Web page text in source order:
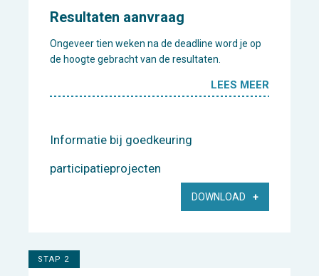
Resultaten aanvraag
Ongeveer tien weken na de deadline word je op
de hoogte gebracht van de resultaten.
LEES MEER
Informatie bij goedkeuring
participatieprojecten
DOWNLOAD
STAP 2